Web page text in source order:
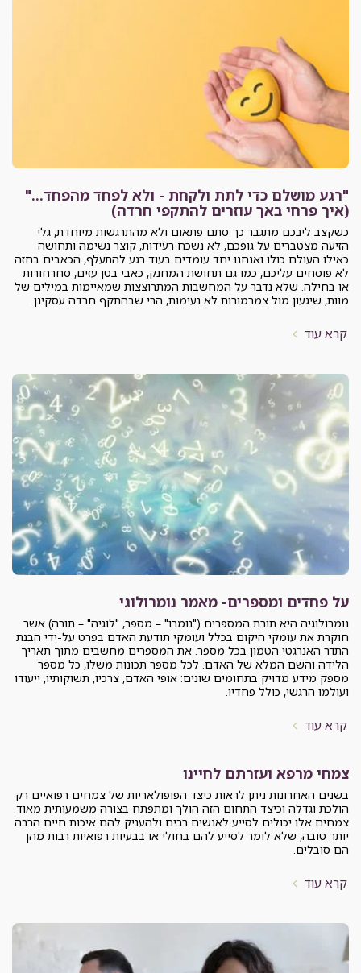
"רגע מושלם כדי לתת ולקחת - ולא לפחד מהפחד..."
(איך פרחי באך עוזרים להתקפי חרדה)
כשקצב ליבכם מתגבר כך סתם פתאום ולא מהתרגשות מיוחדת, גלי
הזיעה מצטברים על גופכם, לא נשכח רעידות, קוצר נשימה ותחושה
כאילו העולם כולו ואנחנו יחד עומדים בעוד רגע להתעלף, הכאבים בחזה
לא פוסחים עליכם, כמו גם תחושת המחנק, כאבי בטן עזים, סחרחורות
או בחילה. שלא נדבר על המחשבות המתרוצצות שמאיימות במילים של
מוות, שיגעון מול צמרמורות לא נעימות, הרי שבהתקף חרדה עסקינן.
קרא עוד
על פחדים ומספרים- מאמר נומרולוגי
נומרולוגיה היא תורת המספרים ("נומרו" – מספר, "לוגיה" – תורה) אשר
חוקרת את עומקי היקום בכלל ועומקי תודעת האדם בפרט על-ידי הבנת
התדר האנרגטי הטמון בכל מספר. את המספרים מחשבים מתוך תאריך
הלידה והשם המלא של האדם. לכל מספר תכונות משלו, כל מספר
מספק מידע מדויק בתחומים שונים: אופי האדם, צרכיו, תשוקותיו, ייעודו
ועולמו הרגשי, כולל פחדיו.
קרא עוד